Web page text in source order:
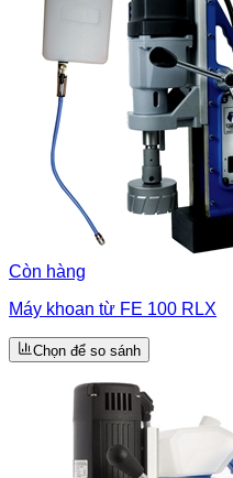
Còn hàng
Máy khoan từ FE 100 RLX
Chọn để so sánh